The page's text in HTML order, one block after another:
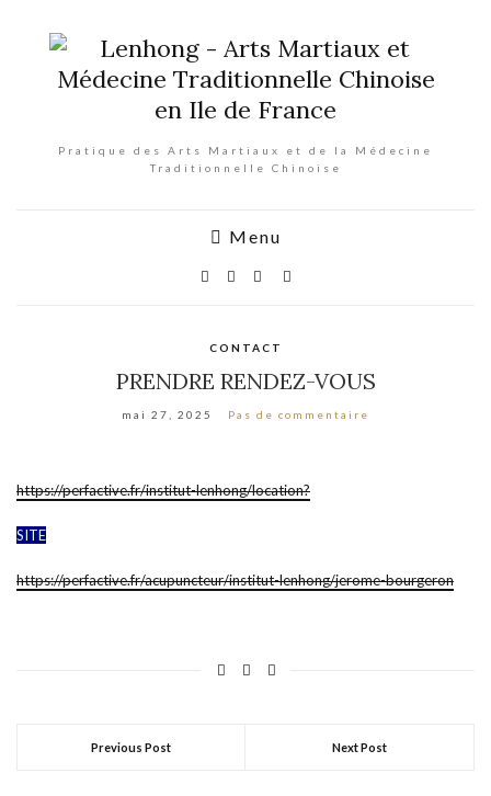
Pratique des Arts Martiaux et de la Médecine
Traditionnelle Chinoise
Menu
CONTACT
PRENDRE RENDEZ-VOUS
mai 27, 2025 Pas de commentaire
https://perfactive.fr/institut-lenhong/location?
SITE
https://perfactive.fr/acupuncteur/institut-lenhong/jerome-bourgeron
Previous Post Next Post